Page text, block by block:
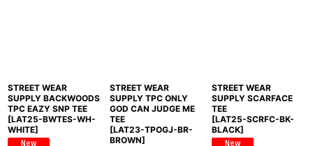
STREET WEAR
SUPPLY BACKWOODS
TPC EAZY SNP TEE
[LAT25-BWTES-WH-
WHITE]
STREET WEAR
SUPPLY TPC ONLY
GOD CAN JUDGE ME
TEE
[LAT23-TPOGJ-BR-
BROWN]
STREET WEAR
SUPPLY SCARFACE
TEE
[LAT25-SCRFC-BK-
BLACK]